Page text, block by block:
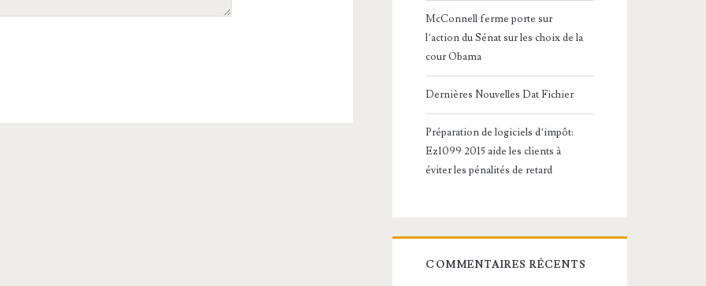
McConnell ferme porte sur
l’action du Sénat sur les choix de la
cour Obama
Dernières Nouvelles Dat Fichier
Préparation de logiciels d’impôt:
Ez1099 2015 aide les clients à
éviter les pénalités de retard
COMMENTAIRES RÉCENTS